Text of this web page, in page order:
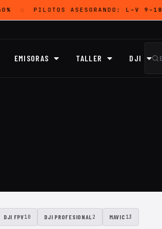
PILOTOS ASESORANDO: L–V 9–18H
EMISORAS TALLER DJI
DJI FPV10 DJI PROFESIONAL 2 MAVIC 13